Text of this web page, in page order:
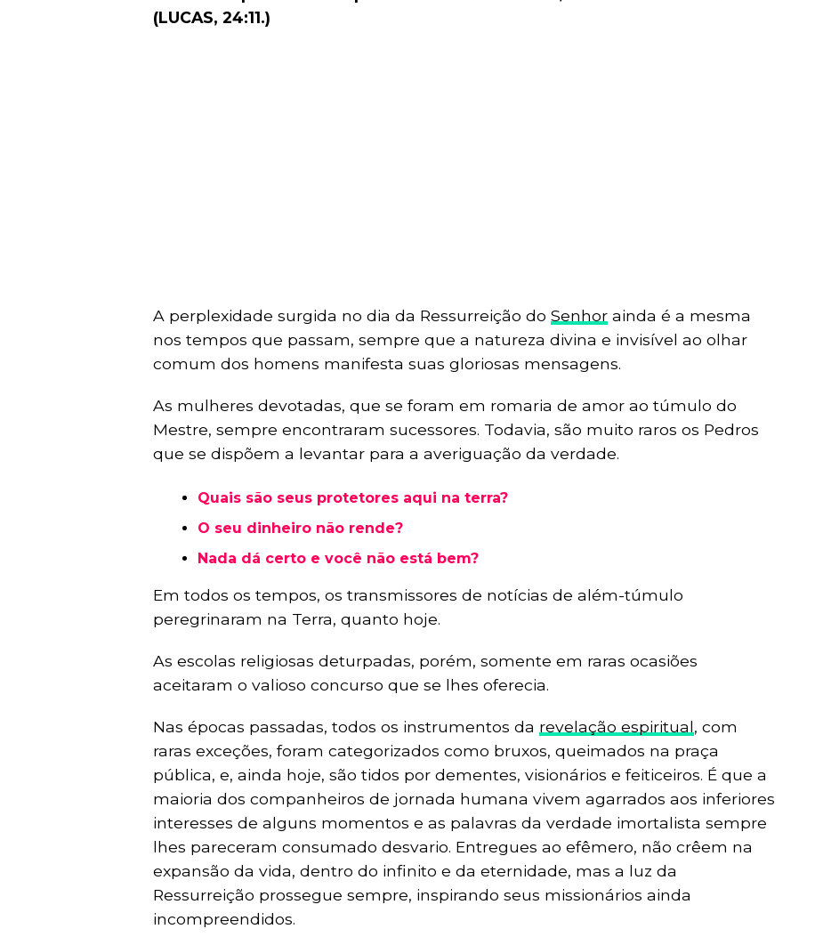
(LUCAS, 24:11.)
A perplexidade surgida no dia da Ressurreição do Senhor ainda é a mesma
nos tempos que passam, sempre que a natureza divina e invisível ao olhar
comum dos homens manifesta suas gloriosas mensagens.
As mulheres devotadas, que se foram em romaria de amor ao túmulo do
Mestre, sempre encontraram sucessores. Todavia, são muito raros os Pedros
que se dispõem a levantar para a averiguação da verdade.
Quais são seus protetores aqui na terra?
O seu dinheiro não rende?
Nada dá certo e você não está bem?
Em todos os tempos, os transmissores de notícias de além-túmulo
peregrinaram na Terra, quanto hoje.
As escolas religiosas deturpadas, porém, somente em raras ocasiões
aceitaram o valioso concurso que se lhes oferecia.
Nas épocas passadas, todos os instrumentos da revelação espiritual, com
raras exceções, foram categorizados como bruxos, queimados na praça
pública, e, ainda hoje, são tidos por dementes, visionários e feiticeiros. É que a
maioria dos companheiros de jornada humana vivem agarrados aos inferiores
interesses de alguns momentos e as palavras da verdade imortalista sempre
lhes pareceram consumado desvario. Entregues ao efêmero, não crêem na
expansão da vida, dentro do infinito e da eternidade, mas a luz da
Ressurreição prossegue sempre, inspirando seus missionários ainda
incompreendidos.